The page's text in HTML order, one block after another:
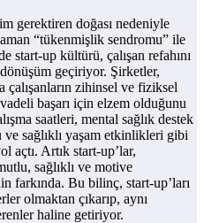
gerektiren doğası nedeniyle
“tükenmişlik sendromu” ile
up kültürü, çalışan refahını
geçiriyor. Şirketler,
çalışanların zihinsel ve fiziksel
vadeli başarı için elzem olduğunu
saatleri, mental sağlık destek
sağlıklı yaşam etkinlikleri gibi
açtı. Artık start-up’lar,
sağlıklı ve motive
farkında. Bu bilinç, start-up’ları
olmaktan çıkarıp, aynı
haline getiriyor.